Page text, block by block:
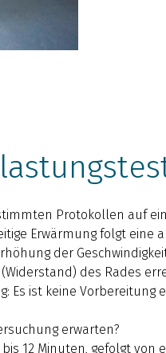
Protokollen auf
Erwärmung folgt eine
der
des Rades
Es ist keine Vorbereitung
erwarten?
12 Minuten, gefolgt von